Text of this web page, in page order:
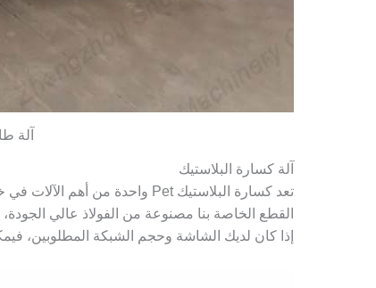
آلة
آلة كسارة البلاستيك
إذا كان لديك الشاشة وحجم الشبكة المطلوبين،